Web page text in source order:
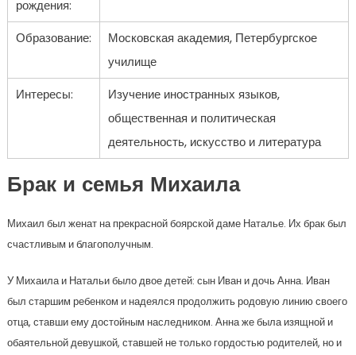
рождения:
Образование:
Московская академия, Петербургское
училище
Интересы:
Изучение иностранных языков,
общественная и политическая
деятельность, искусство и литература
Брак и семья Михаила
Михаил был женат на прекрасной боярской даме Наталье. Их брак был
счастливым и благополучным.
У Михаила и Натальи было двое детей: сын Иван и дочь Анна. Иван
был старшим ребенком и надеялся продолжить родовую линию своего
отца, ставши ему достойным наследником. Анна же была изящной и
обаятельной девушкой, ставшей не только гордостью родителей, но и